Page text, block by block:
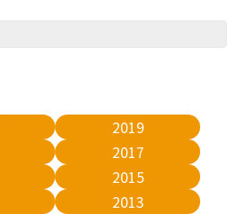
2019
2017
2015
2013